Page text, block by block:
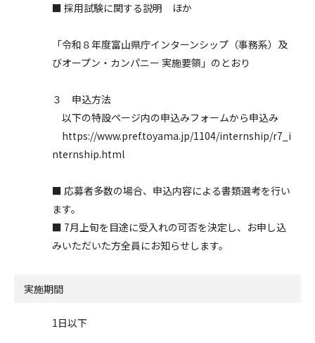
■ 採用試験に関する説明 ほか
「令和８年度富山県庁インターンシップ（事務系）及
びオープン・カンパニー 実施要領」のとおり
３ 申込方法
以下の特設ページ内の申込みフォームから申込み
https://www.pref.toyama.jp/1104/internship/r7_i
nternship.html
■ 応募者多数の場合、申込内容による書類選考を行い
ます。
■ 7月上旬を目途に受入れの可否を決定し、お申し込
みいただいた方全員にお知らせします。
実施期間
1日以下